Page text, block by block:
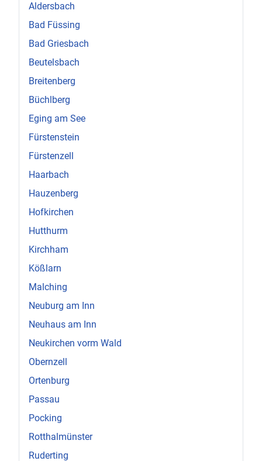
Aldersbach
Bad Füssing
Bad Griesbach
Beutelsbach
Breitenberg
Büchlberg
Eging am See
Fürstenstein
Fürstenzell
Haarbach
Hauzenberg
Hofkirchen
Hutthurm
Kirchham
Kößlarn
Malching
Neuburg am Inn
Neuhaus am Inn
Neukirchen vorm Wald
Obernzell
Ortenburg
Passau
Pocking
Rotthalmünster
Ruderting